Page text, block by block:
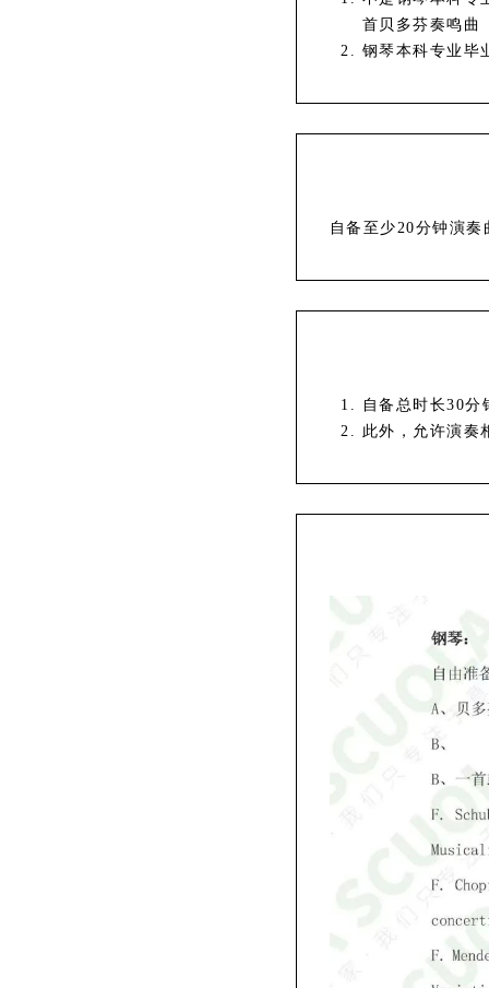
首贝多芬奏鸣曲
钢琴本科专业毕
自备至少20分钟演
自备总时长30
此外，允许演奏